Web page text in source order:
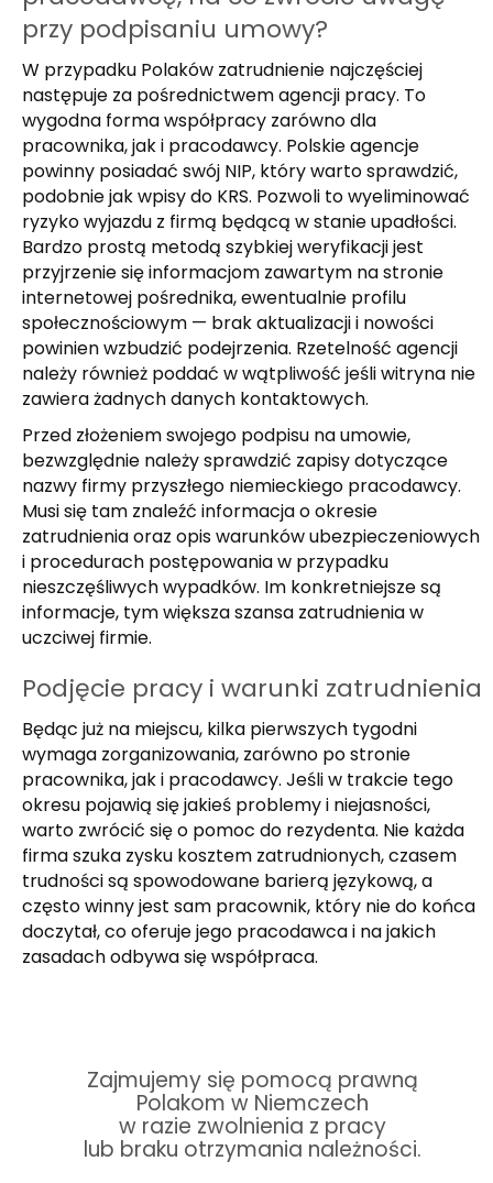
przy podpisaniu umowy?
W przypadku Polaków zatrudnienie najczęściej
następuje za pośrednictwem agencji pracy. To
wygodna forma współpracy zarówno dla
pracownika, jak i pracodawcy. Polskie agencje
powinny posiadać swój NIP, który warto sprawdzić,
podobnie jak wpisy do KRS. Pozwoli to wyeliminować
ryzyko wyjazdu z firmą będącą w stanie upadłości.
Bardzo prostą metodą szybkiej weryfikacji jest
przyjrzenie się informacjom zawartym na stronie
internetowej pośrednika, ewentualnie profilu
społecznościowym — brak aktualizacji i nowości
powinien wzbudzić podejrzenia. Rzetelność agencji
należy również poddać w wątpliwość jeśli witryna nie
zawiera żadnych danych kontaktowych.
Przed złożeniem swojego podpisu na umowie,
bezwzględnie należy sprawdzić zapisy dotyczące
nazwy firmy przyszłego niemieckiego pracodawcy.
Musi się tam znaleźć informacja o okresie
zatrudnienia oraz opis warunków ubezpieczeniowych
i procedurach postępowania w przypadku
nieszczęśliwych wypadków. Im konkretniejsze są
informacje, tym większa szansa zatrudnienia w
uczciwej firmie.
Podjęcie pracy i warunki zatrudnienia
Będąc już na miejscu, kilka pierwszych tygodni
wymaga zorganizowania, zarówno po stronie
pracownika, jak i pracodawcy. Jeśli w trakcie tego
okresu pojawią się jakieś problemy i niejasności,
warto zwrócić się o pomoc do rezydenta. Nie każda
firma szuka zysku kosztem zatrudnionych, czasem
trudności są spowodowane barierą językową, a
często winny jest sam pracownik, który nie do końca
doczytał, co oferuje jego pracodawca i na jakich
zasadach odbywa się współpraca.
Zajmujemy się pomocą prawną
Polakom w Niemczech
w razie zwolnienia z pracy
lub braku otrzymania należności.